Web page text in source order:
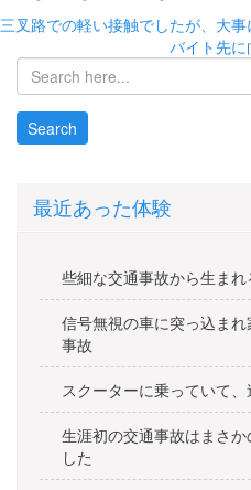
投
稿
ナ
ビ
三叉路での軽い接触でしたが、大事
バイト先
最近あった体験
些細な交通事故から生ま
信号無視の車に突っ込ま
事故
スクーターに乗っていて、
生涯初の交通事故はまさ
した